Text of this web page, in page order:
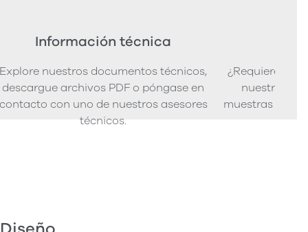
Información técnica
Explore nuestros documentos técnicos,
descargue archivos PDF o póngase en
con uno de nuestros asesores
técnicos.
¿Requiere
nuestra
muestras de